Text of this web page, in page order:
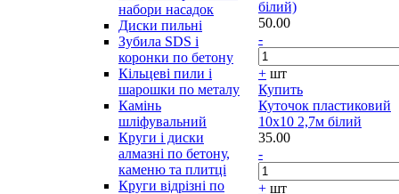
набори насадок
Диски пильні
Зубила SDS і
коронки по бетону
Кільцеві пили і
шарошки по металу
Камінь
шліфувальний
Круги і диски
алмазні по бетону,
каменю та плитці
Круги відрізні по
білий)
50.00
-
+ шт
Купить
Куточок пластиковий
10х10 2,7м білий
35.00
-
+ шт